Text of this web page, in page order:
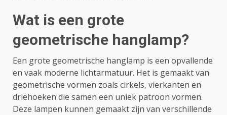
Wat is een grote
geometrische hanglamp?
Een grote geometrische hanglamp is een opvallende
en vaak moderne lichtarmatuur. Het is gemaakt van
geometrische vormen zoals cirkels, vierkanten en
driehoeken die samen een uniek patroon vormen.
Deze lampen kunnen gemaakt zijn van verschillende